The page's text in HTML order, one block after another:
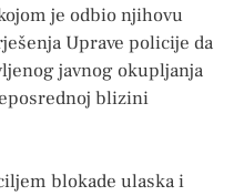
je odbio njihovu
Uprave policije da
javnog okupljanja
blizini
blokade ulaska i